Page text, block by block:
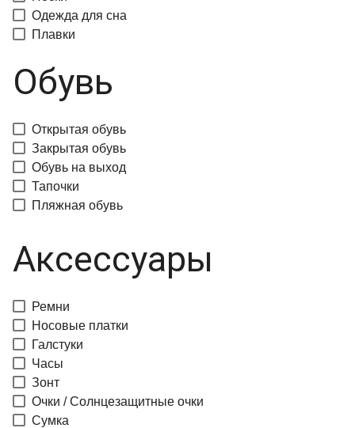
Одежда для сна
Плавки
Обувь
Открытая обувь
Закрытая обувь
Обувь на выход
Тапочки
Пляжная обувь
Аксессуары
Ремни
Носовые платки
Галстуки
Часы
Зонт
Очки / Солнцезащитные очки
Сумка